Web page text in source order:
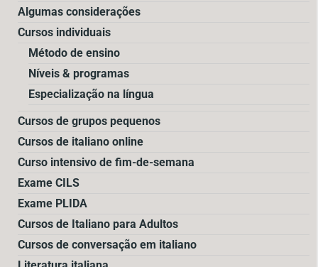
Algumas considerações
Cursos individuais
Método de ensino
Níveis & programas
Especialização na língua
Cursos de grupos pequenos
Cursos de italiano online
Curso intensivo de fim-de-semana
Exame CILS
Exame PLIDA
Cursos de Italiano para Adultos
Cursos de conversação em italiano